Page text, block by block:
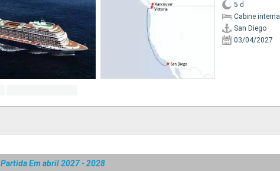
5 d
Cabine interna
San Diego
03/04/2027
Partida Em abril 2027 - 2028